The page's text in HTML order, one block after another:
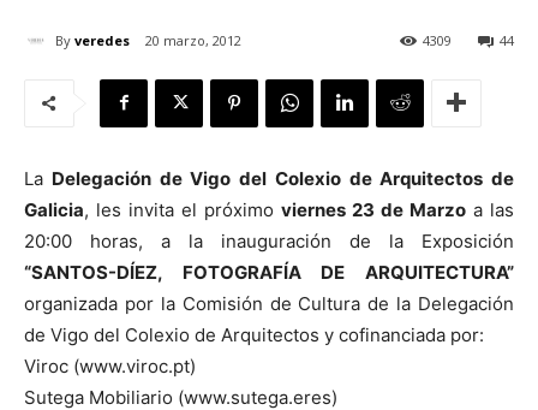
By veredes 20 marzo, 2012 44
4309
La Delegación de Vigo del Colexio de Arquitectos de
Galicia, les invita el próximo viernes 23 de Marzo a las
20:00 horas, a la inauguración de la Exposición
“SANTOS-DÍEZ, FOTOGRAFÍA DE ARQUITECTURA”
organizada por la Comisión de Cultura de la Delegación
de Vigo del Colexio de Arquitectos y cofinanciada por:
Viroc (www.viroc.pt)
Sutega Mobiliario (www.sutega.eres)